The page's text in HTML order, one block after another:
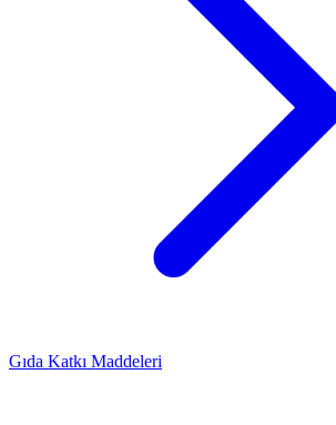
Gıda Katkı Maddeleri